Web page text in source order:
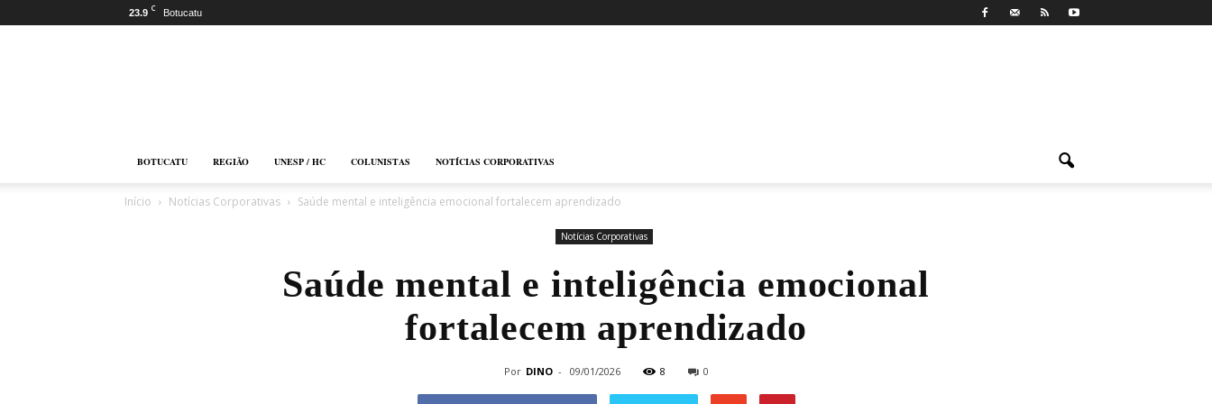
23.9 C Botucatu
BOTUCATU REGIÃO UNESP / HC COLUNISTAS NOTÍCIAS CORPORATIVAS
Início Notícias Corporativas Saúde mental e inteligência emocional fortalecem aprendizado
Notícias Corporativas
Saúde mental e inteligência emocional
fortalecem aprendizado
Por DINO - 09/01/2026 8 0